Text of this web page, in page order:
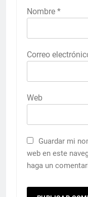
Nombre *
Correo
Web
Guardar mi
web en este
haga un